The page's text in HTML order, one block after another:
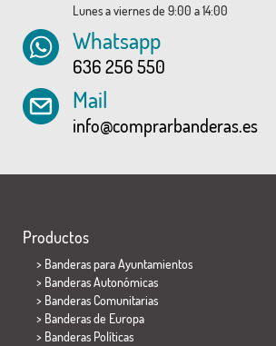
Lunes a viernes de 9:00 a 14:00
Whatsapp
636 256 550
Mail
info@comprarbanderas.es
Productos
> Banderas para Ayuntamientos
> Banderas Autonómicas
> Banderas Comunitarias
> Banderas de Europa
> Banderas Políticas